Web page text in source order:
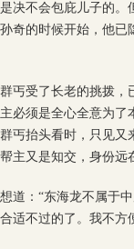
决不会包庇儿子的
奇的时候开始，他
丐受了长老的挑拨
必须是全心全意为
丐抬头看时，只见
主又是知交，身份
道：“东海龙不属于
适不过的了。我不方